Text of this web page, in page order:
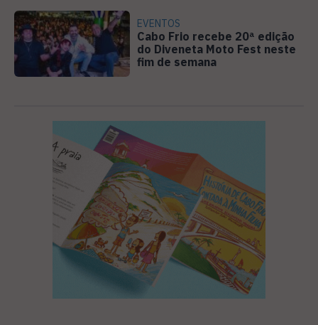
EVENTOS
Cabo Frio recebe 20ª edição
do Diveneta Moto Fest neste
fim de semana